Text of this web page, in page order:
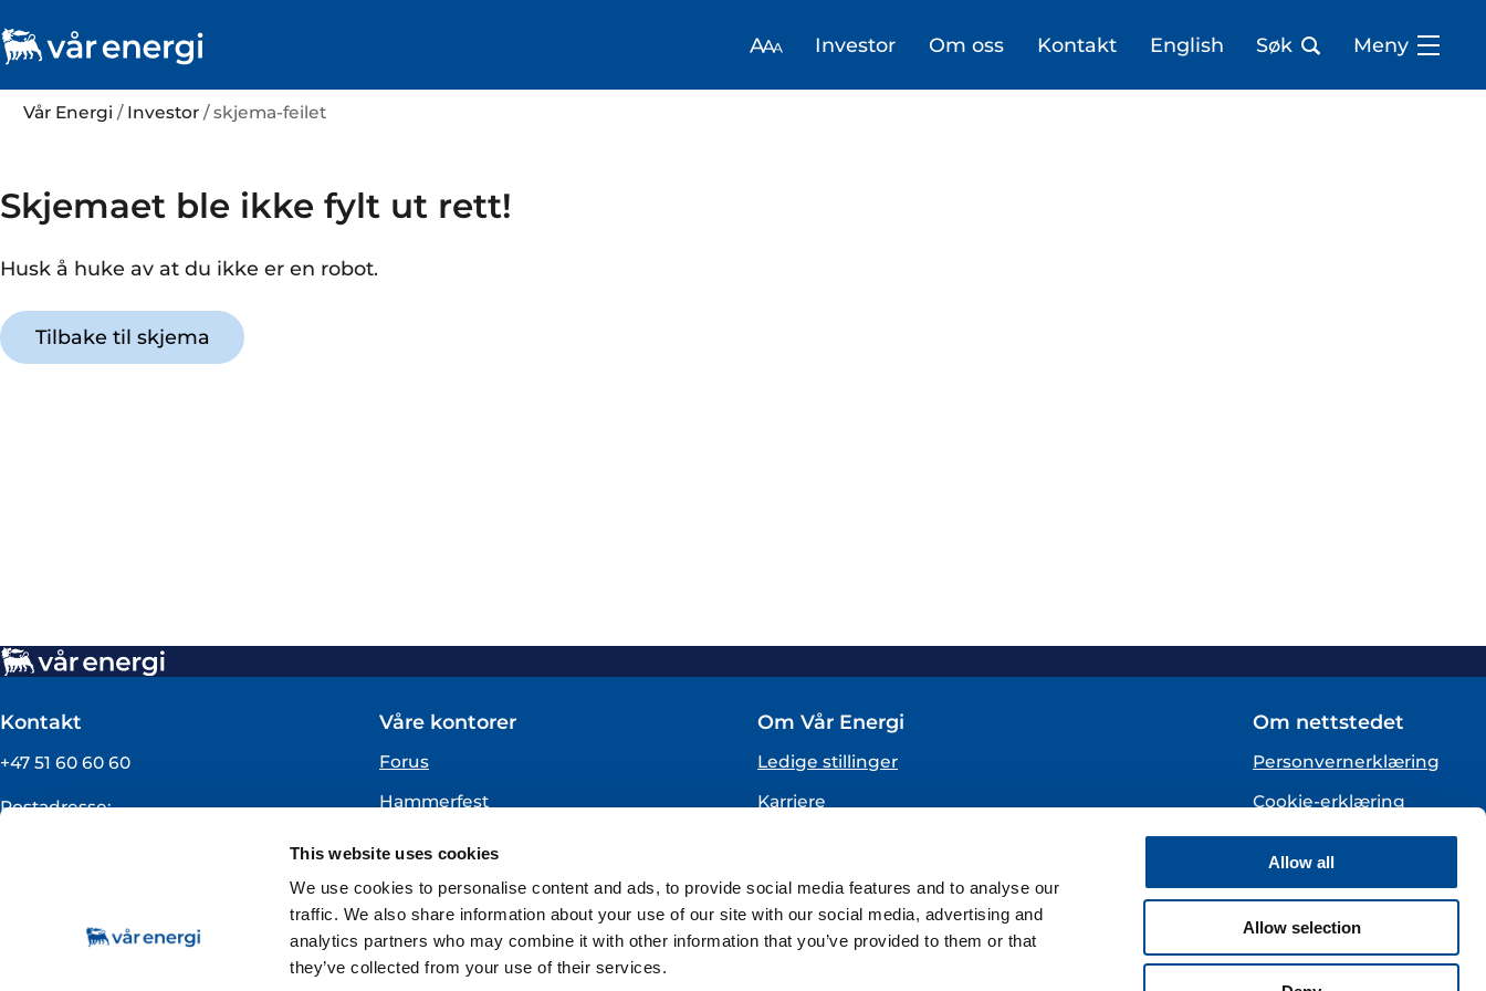
This website uses cookies
We use cookies to personalise content and ads, to provide social media features and to analyse our
traffic. We also share information about your use of our site with our social media, advertising and
analytics partners who may combine it with other information that you’ve provided to them or that
they’ve collected from your use of their services.
Allow all
Allow selection
Investor Om oss Kontakt English Søk Meny
Vår Energi / Investor/ skjema-feilet
Skjemaet ble ikke fylt ut rett!
Husk å huke av at du ikke er en robot.
Tilbake til skjema
Kontakt
+47 51 60 60 60
Postadresse:
Org.nummer:
Våre kontorer
Forus
Hammerfest
Florø
Om Vår Energi
Ledige stillinger
Karriere
VARSLING
(Vår Energi varslingstjeneste)
Om nettstedet
Personvernerklæring
Cookie-erklæring
English